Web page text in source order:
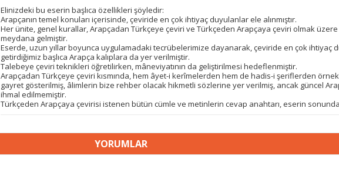
Elinizdeki bu eserin başlıca özellikleri şöyledir:
Arapçanın temel konuları içerisinde, çeviride en çok ihtiyaç duyulanlar ele alınmıştır.
Her ünite, genel kurallar, Arapçadan Türkçeye çeviri ve Türkçeden Arapçaya çeviri olmak üzere
meydana gelmiştir.
Eserde, uzun yıllar boyunca uygulamadaki tecrübelerimize dayanarak, çeviride en çok ihtiyaç
getirdiğimiz başlıca Arapça kalıplara da yer verilmiştir.
Talebeye çeviri teknikleri öğretilirken, mâneviyatının da geliştirilmesi hedeflenmiştir.
Arapçadan Türkçeye çeviri kısmında, hem âyet-i kerîmelerden hem de hadis-i şeriflerden
gayret gösterilmiş, âlimlerin bize rehber olacak hikmetli sözlerine yer verilmiş, ancak güncel
ihmal edilmemiştir.
Türkçeden Arapçaya çevirisi istenen bütün cümle ve metinlerin cevap anahtarı, eserin
YORUMLAR